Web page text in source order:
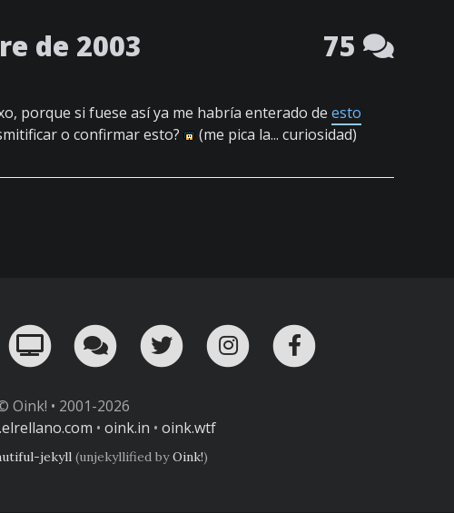
de 2003 75
porque si fuese así ya me habría enterado de esto
o confirmar esto?
(me pica la... curiosidad)
un email!
¡Nuestro canal en Telegram!
Oink! TV Charla con nosotros en Telegram
Twitter Instagram
Oink! • 2001-2026
• oink.in • oink.wtf
jekyll (unjekyllified byOink!)